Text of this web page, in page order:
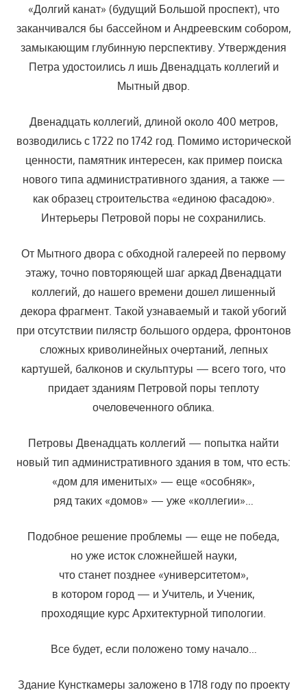
«Долгий канат» (будущий Большой проспект), что
заканчивался бы бассейном и Андреевским собором,
замыкающим глубинную перспективу. Утверждения
Петра удостоились л ишь Двенадцать коллегий и
Мытный двор.
Двенадцать коллегий, длиной около 400 метров,
возводились с 1722 по 1742 год. Помимо исторической
ценности, памятник интересен, как пример поиска
нового типа административного здания, а также —
как образец строительства «единою фасадою».
Интерьеры Петровой поры не сохранились.
От Мытного двора с обходной галереей по первому
этажу, точно повторяющей шаг аркад Двенадцати
коллегий, до нашего времени дошел лишенный
декора фрагмент. Такой узнаваемый и такой убогий
при отсутствии пилястр большого ордера, фронтонов
сложных криволинейных очертаний, лепных
картушей, балконов и скульптуры — всего того, что
придает зданиям Петровой поры теплоту
очеловеченного облика.
Петровы Двенадцать коллегий — попытка найти
новый тип административного здания в том, что есть:
«дом для именитых» — еще «особняк»,
ряд таких «домов» — уже «коллегии»…
Подобное решение проблемы — еще не победа,
но уже исток сложнейшей науки,
что станет позднее «университетом»,
в котором город — и Учитель, и Ученик,
проходящие курс Архитектурной типологии.
Все будет, если положено тому начало…
Здание Кунсткамеры заложено в 1718 году по проекту